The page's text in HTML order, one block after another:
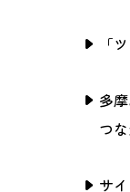
「
多
つ
サ